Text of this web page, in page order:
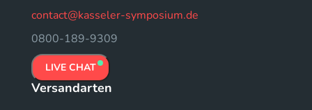
contact@kasseler-symposium.de
0800-189-9309
LIVE CHAT
Versandarten